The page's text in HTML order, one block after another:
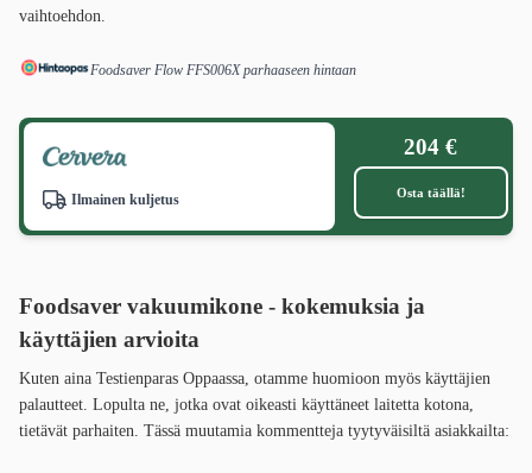
vaihtoehdon.
Foodsaver Flow FFS006X parhaaseen hintaan
Ilmainen kuljetus
204 €
Osta täällä!
Foodsaver vakuumikone - kokemuksia ja
käyttäjien arvioita
Kuten aina Testienparas Oppaassa, otamme huomioon myös käyttäjien
palautteet. Lopulta ne, jotka ovat oikeasti käyttäneet laitetta kotona,
tietävät parhaiten. Tässä muutamia kommentteja tyytyväisiltä asiakkailta: